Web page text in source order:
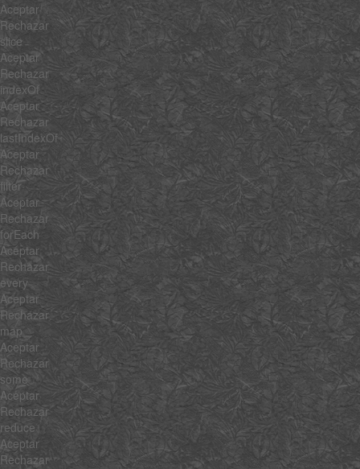
Aceptar
Rechazar
slice
Aceptar
Rechazar
indexOf
Aceptar
Rechazar
lastIndexOf
Aceptar
Rechazar
filter
Aceptar
Rechazar
forEach
Aceptar
Rechazar
every
Aceptar
Rechazar
map
Aceptar
Rechazar
some
Aceptar
Rechazar
reduce
Aceptar
Rechazar